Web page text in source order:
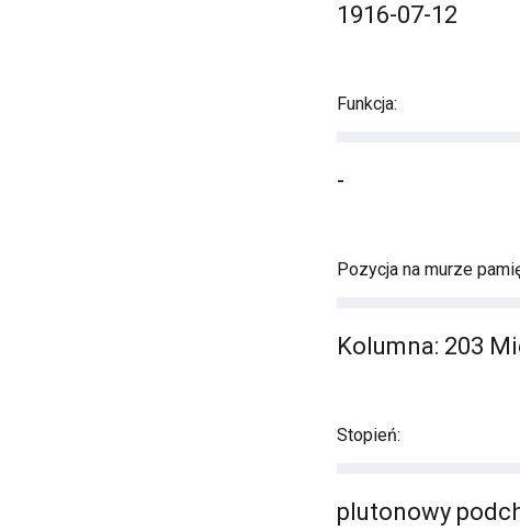
1916-07-12
Funkcja:
-
Pozycja na murze
Kolumna: 203
Stopień:
plutonowy